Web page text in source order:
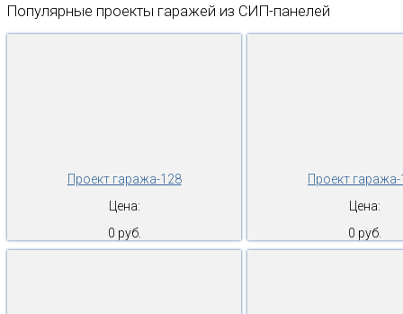
Популярные проекты гаражей из СИП-панелей
Проект гаража-128
Цена:
0 руб.
Проект
Цена:
0 руб.